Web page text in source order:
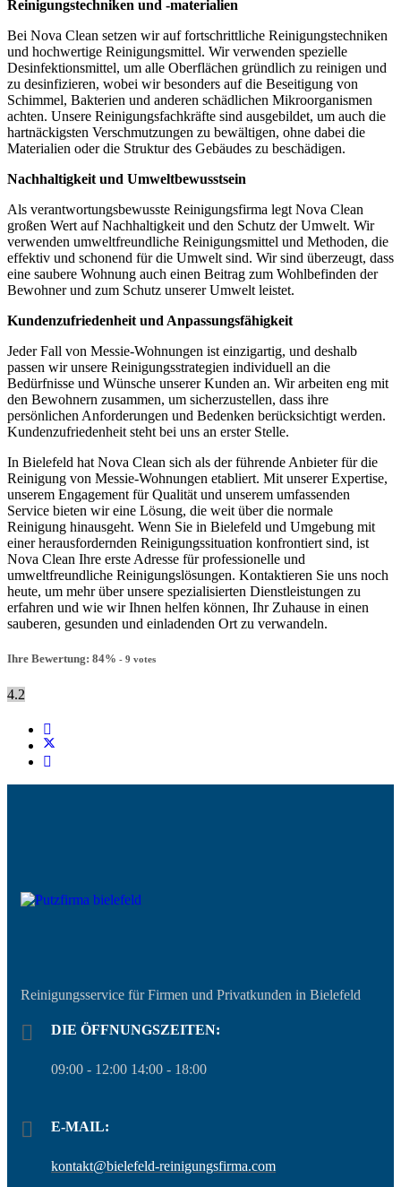
Reinigungstechniken und -materialien
Bei Nova Clean setzen wir auf fortschrittliche Reinigungstechniken
und hochwertige Reinigungsmittel. Wir verwenden spezielle
Desinfektionsmittel, um alle Oberflächen gründlich zu reinigen und
zu desinfizieren, wobei wir besonders auf die Beseitigung von
Schimmel, Bakterien und anderen schädlichen Mikroorganismen
achten. Unsere Reinigungsfachkräfte sind ausgebildet, um auch die
hartnäckigsten Verschmutzungen zu bewältigen, ohne dabei die
Materialien oder die Struktur des Gebäudes zu beschädigen.
Nachhaltigkeit und Umweltbewusstsein
Als verantwortungsbewusste Reinigungsfirma legt Nova Clean
großen Wert auf Nachhaltigkeit und den Schutz der Umwelt. Wir
verwenden umweltfreundliche Reinigungsmittel und Methoden, die
effektiv und schonend für die Umwelt sind. Wir sind überzeugt, dass
eine saubere Wohnung auch einen Beitrag zum Wohlbefinden der
Bewohner und zum Schutz unserer Umwelt leistet.
Kundenzufriedenheit und Anpassungsfähigkeit
Jeder Fall von Messie-Wohnungen ist einzigartig, und deshalb
passen wir unsere Reinigungsstrategien individuell an die
Bedürfnisse und Wünsche unserer Kunden an. Wir arbeiten eng mit
den Bewohnern zusammen, um sicherzustellen, dass ihre
persönlichen Anforderungen und Bedenken berücksichtigt werden.
Kundenzufriedenheit steht bei uns an erster Stelle.
In Bielefeld hat Nova Clean sich als der führende Anbieter für die
Reinigung von Messie-Wohnungen etabliert. Mit unserer Expertise,
unserem Engagement für Qualität und unserem umfassenden
Service bieten wir eine Lösung, die weit über die normale
Reinigung hinausgeht. Wenn Sie in Bielefeld und Umgebung mit
einer herausfordernden Reinigungssituation konfrontiert sind, ist
Nova Clean Ihre erste Adresse für professionelle und
umweltfreundliche Reinigungslösungen. Kontaktieren Sie uns noch
heute, um mehr über unsere spezialisierten Dienstleistungen zu
erfahren und wie wir Ihnen helfen können, Ihr Zuhause in einen
sauberen, gesunden und einladenden Ort zu verwandeln.
Ihre Bewertung: 84% - 9 votes
4.2
Reinigungsservice für Firmen und Privatkunden in Bielefeld
DIE ÖFFNUNGSZEITEN:
09:00 - 12:00 14:00 - 18:00
E-MAIL:
kontakt@bielefeld-reinigungsfirma.com